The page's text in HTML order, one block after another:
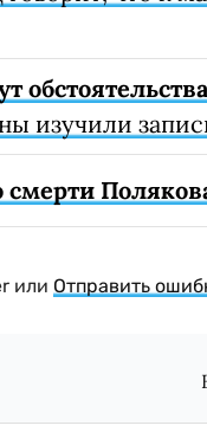
изучили
смерти
или Отправить